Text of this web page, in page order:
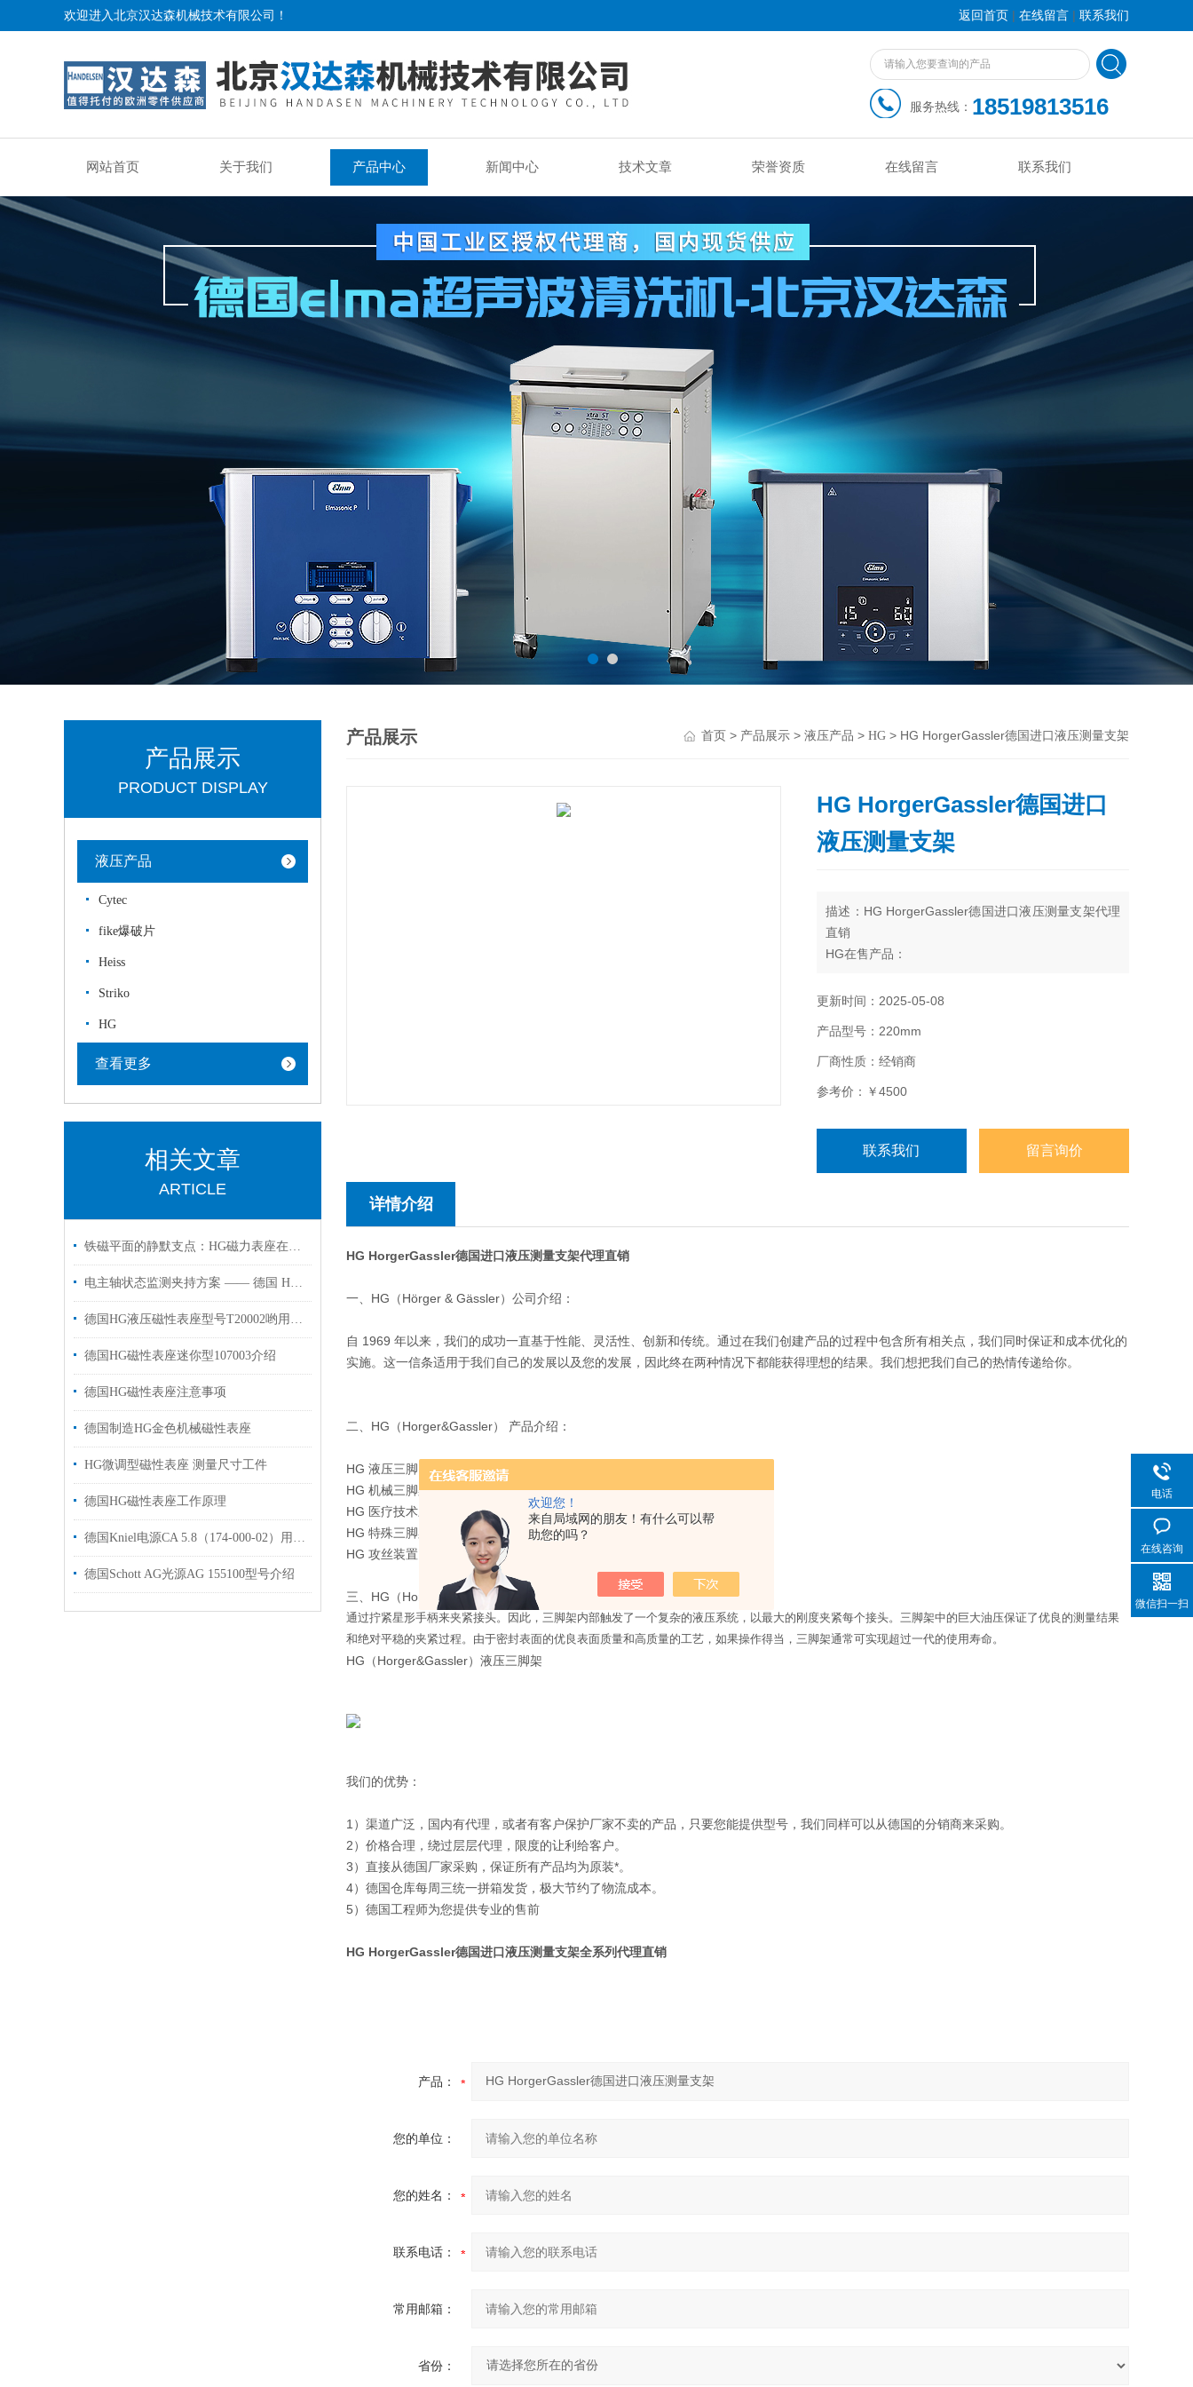
欢迎您！
来自局域网的朋友！有什么可以帮
助您的吗？
欢迎进入北京汉达森机械技术有限公司！ 返回首页 | 在线留言 | 联系我们
服务热线： 18519813516
网站首页 关于我们 产品中心 新闻中心 技术文章 荣誉资质 在线留言 联系我们
产品展示
PRODUCT DISPLAY
液压产品
Cytec
fike爆破片
Heiss
Striko
HG
查看更多
相关文章
ARTICLE
铁磁平面的静默支点：HG磁力表座在精密测量中的磁路切换与姿态锁定
电主轴状态监测夹持方案 —— 德国 HG 106306 磁力表座应用解析
德国HG液压磁性表座型号T20002哟用于机床工作半径950mm
德国HG磁性表座迷你型107003介绍
德国HG磁性表座注意事项
德国制造HG金色机械磁性表座
HG微调型磁性表座 测量尺寸工件
德国HG磁性表座工作原理
德国Kniel电源CA 5.8（174-000-02）用于工业自动化设备上使用
德国Schott AG光源AG 155100型号介绍
产品展示 首页 > 产品展示 > 液压产品 > HG > HG HorgerGassler德国进口液压测量支架
HG HorgerGassler德国进口
液压测量支架
描述：HG HorgerGassler德国进口液压测量支架代理
直销
HG在售产品：
HG 机械三脚架
HG 特殊三脚架
HG 攻丝装置
更新时间：2025-05-08
产品型号：220mm
厂商性质：经销商
参考价：￥4500
联系我们 留言询价
详情介绍
HG HorgerGassler德国进口液压测量支架代理直销
一、HG（Hörger & Gässler）公司介绍：
自 1969 年以来，我们的成功一直基于性能、灵活性、创新和传统。通过在我们创建产品的过程中包含所有相关点，我们同时保证和成本优化的
实施。这一信条适用于我们自己的发展以及您的发展，因此终在两种情况下都能获得理想的结果。我们想把我们自己的热情传递给你。
二、HG（Horger&Gassler） 产品介绍：
HG 液压三脚
HG 机械三脚架
HG 医疗技术三脚架
HG 特殊三脚架
HG 攻丝装置
三、HG（Horger&Gassler）液压三脚架概述：
通过拧紧星形手柄来夹紧接头。因此，三脚架内部触发了一个复杂的液压系统，以最大的刚度夹紧每个接头。三脚架中的巨大油压保证了优良的测量结果
和绝对平稳的夹紧过程。由于密封表面的优良表面质量和高质量的工艺，如果操作得当，三脚架通常可实现超过一代的使用寿命。
HG（Horger&Gassler）液压三脚架
我们的优势：
1）渠道广泛，国内有代理，或者有客户保护厂家不卖的产品，只要您能提供型号，我们同样可以从德国的分销商来采购。
2）价格合理，绕过层层代理，限度的让利给客户。
3）直接从德国厂家采购，保证所有产品均为原装*。
4）德国仓库每周三统一拼箱发货，极大节约了物流成本。
5）德国工程师为您提供专业的售前
HG HorgerGassler德国进口液压测量支架全系列代理直销
产品：
您的单位：
您的姓名：
联系电话：
常用邮箱：
省份：
电话
在线咨询
微信扫一扫